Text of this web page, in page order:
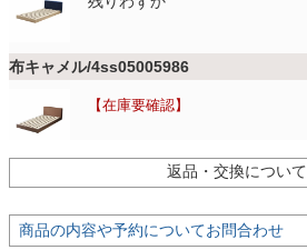
インテリア雑貨
タワー
布キャメル/4ss05005986
在庫要確認
PVCブラック/4ss05005987
残りわずか
返品・交換について
商品の内容や予約についてお問合わせ